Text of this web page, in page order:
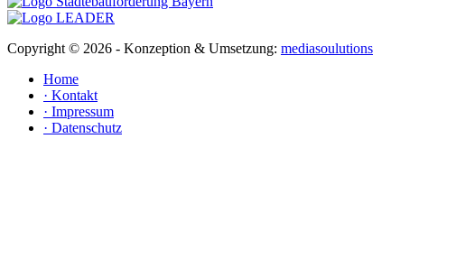
Copyright © 2026 - Konzeption & Umsetzung: mediasoulutions
Home
· Kontakt
· Impressum
· Datenschutz